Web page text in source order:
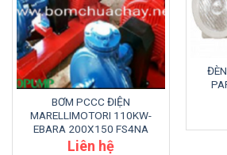
BƠM PCCC ĐIỆN
MARELLIMOTORI 110KW-
EBARA 200X150 FS4NA
Liên hệ